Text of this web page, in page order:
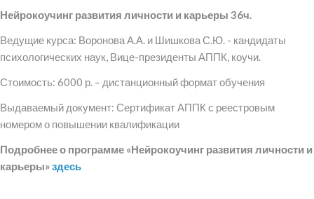
Нейрокоучинг развития личности и карьеры 36ч.
Ведущие курса: Воронова А.А. и Шишкова С.Ю. - кандидаты
психологических наук, Вице-президенты АППК, коучи.
Стоимость: 6000 р. – дистанционный формат обучения
Выдаваемый документ: Сертификат АППК с реестровым
номером о повышении квалификации
Подробнее о программе «Нейрокоучинг развития личности и
карьеры»здесь